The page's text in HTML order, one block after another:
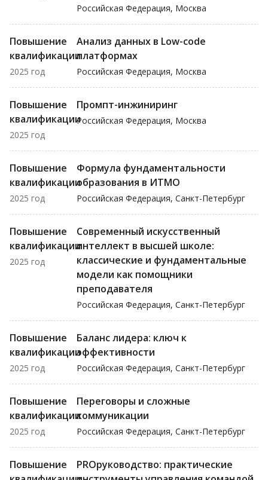
Российская Федерация, Москва
Повышение
квалификации
2025 год
Анализ данных в Low-code
платформах
Российская Федерация, Москва
Повышение
квалификации
2025 год
Промпт-инжиниринг
Российская Федерация, Москва
Повышение
квалификации
2025 год
Формула фундаментальности
образования в ИТМО
Российская Федерация, Санкт-Петербург
Повышение
квалификации
2025 год
Современный искусственный
интеллект в высшей школе:
классические и фундаментальные
модели как помощники
преподавателя
Российская Федерация, Санкт-Петербург
Повышение
квалификации
2025 год
Баланс лидера: ключ к
эффективности
Российская Федерация, Санкт-Петербург
Повышение
квалификации
2025 год
Переговоры и сложные
коммуникации
Российская Федерация, Санкт-Петербург
Повышение
PROруководство: практические